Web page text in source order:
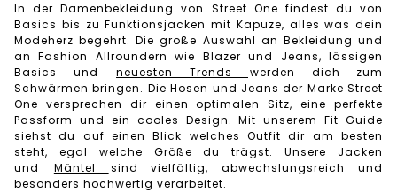
In der Damenbekleidung von Street One findest du von
Basics bis zu Funktionsjacken mit Kapuze, alles was dein
Modeherz begehrt. Die große Auswahl an Bekleidung und
an Fashion Allroundern wie Blazer und Jeans, lässigen
Basics und
neuesten Trends
werden dich zum
Schwärmen bringen. Die Hosen und Jeans der Marke Street
One versprechen dir einen optimalen Sitz, eine perfekte
Passform und ein cooles Design. Mit unserem Fit Guide
siehst du auf einen Blick welches Outfit dir am besten
steht, egal welche Größe du trägst. Unsere Jacken
und
Mäntel
sind vielfältig, abwechslungsreich und
besonders hochwertig verarbeitet.